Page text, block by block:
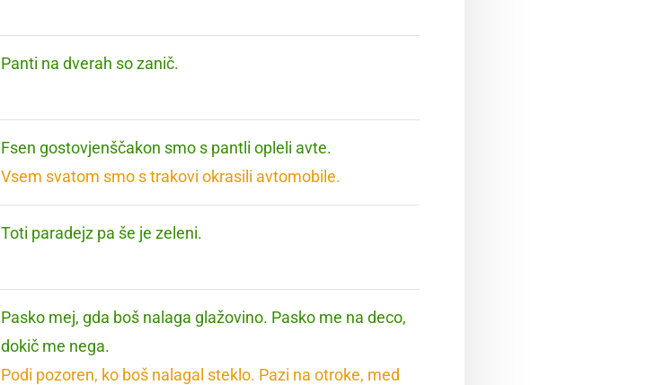
Panti na dverah so zanič.
Fsen gostovjenščakon smo s pantli opleli avte.
Vsem svatom smo s trakovi okrasili avtomobile.
Toti paradejz pa še je zeleni.
Pasko mej, gda boš nalaga glažovino. Pasko me na deco,
dokič me nega.
Podi pozoren, ko boš nalagal steklo. Pazi na otroke, med